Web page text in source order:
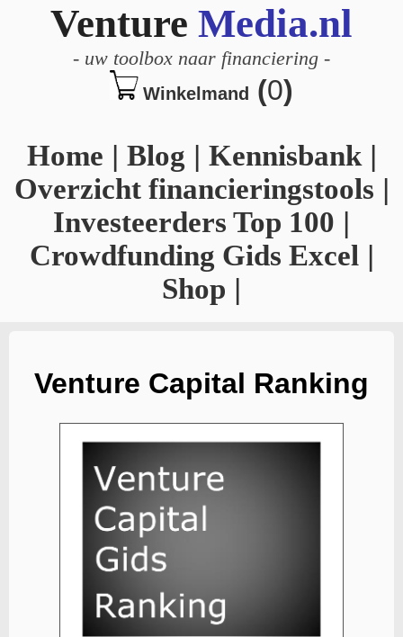
Venture Media.nl
- uw toolbox naar financiering -
Winkelmand (0)
Home | Blog | Kennisbank|
Overzicht financieringstools |
Investeerders Top 100 |
Crowdfunding Gids Excel |
Shop |
Venture Capital Ranking